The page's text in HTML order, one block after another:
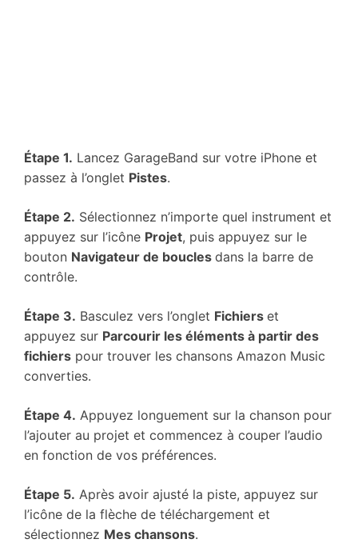
Étape 1. Lancez GarageBand sur votre iPhone et
passez à l’onglet Pistes.
Étape 2. Sélectionnez n’importe quel instrument et
appuyez sur l’icône Projet, puis appuyez sur le
bouton Navigateur de boucles dans la barre de
contrôle.
Étape 3. Basculez vers l’onglet Fichiers et
appuyez sur Parcourir les éléments à partir des
fichiers pour trouver les chansons Amazon Music
converties.
Étape 4. Appuyez longuement sur la chanson pour
l’ajouter au projet et commencez à couper l’audio
en fonction de vos préférences.
Étape 5. Après avoir ajusté la piste, appuyez sur
l’icône de la flèche de téléchargement et
sélectionnez Mes chansons.